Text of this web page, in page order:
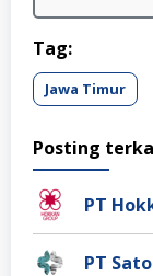
Tag:
Jawa Timur
Posting
PT
PT